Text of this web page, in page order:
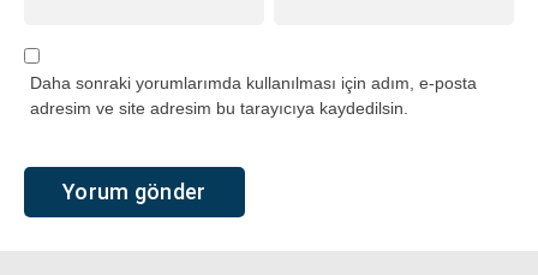
Daha sonraki yorumlarımda kullanılması için adım, e-posta
adresim ve site adresim bu tarayıcıya kaydedilsin.